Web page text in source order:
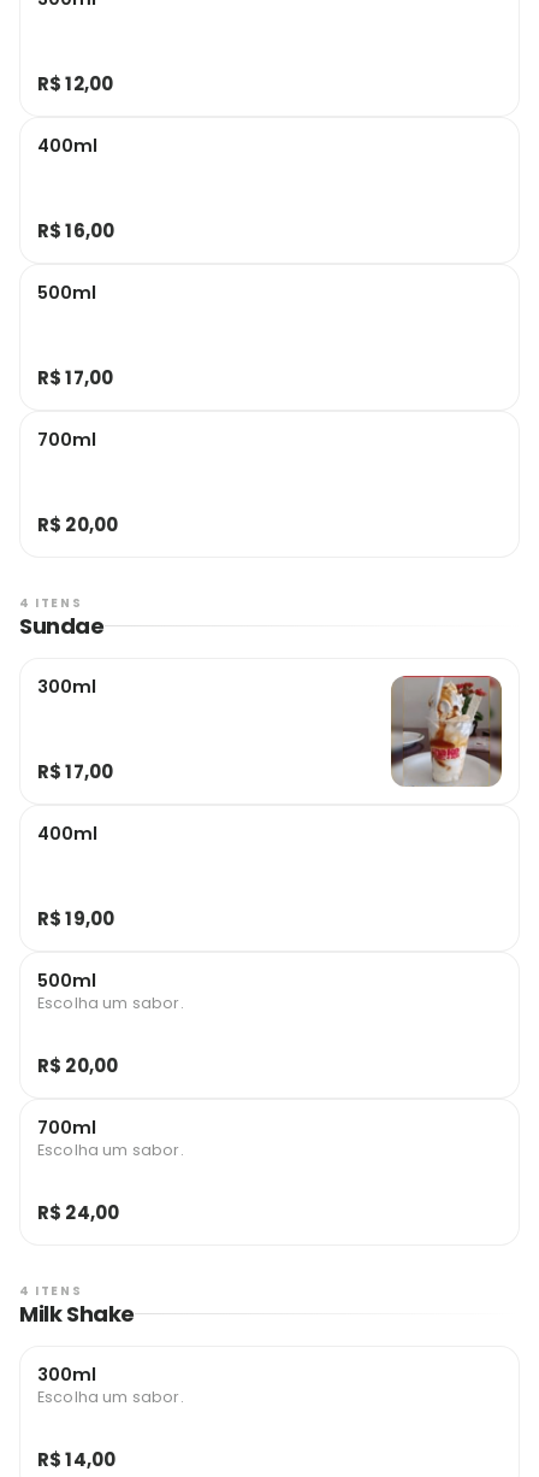
R$ 12,00
400ml
R$ 16,00
500ml
R$ 17,00
700ml
R$ 20,00
4 ITENS
Sundae
300ml
R$ 17,00
400ml
R$ 19,00
500ml
Escolha um sabor.
R$ 20,00
700ml
Escolha um sabor.
R$ 24,00
4 ITENS
Milk Shake
300ml
Escolha um sabor.
R$ 14,00